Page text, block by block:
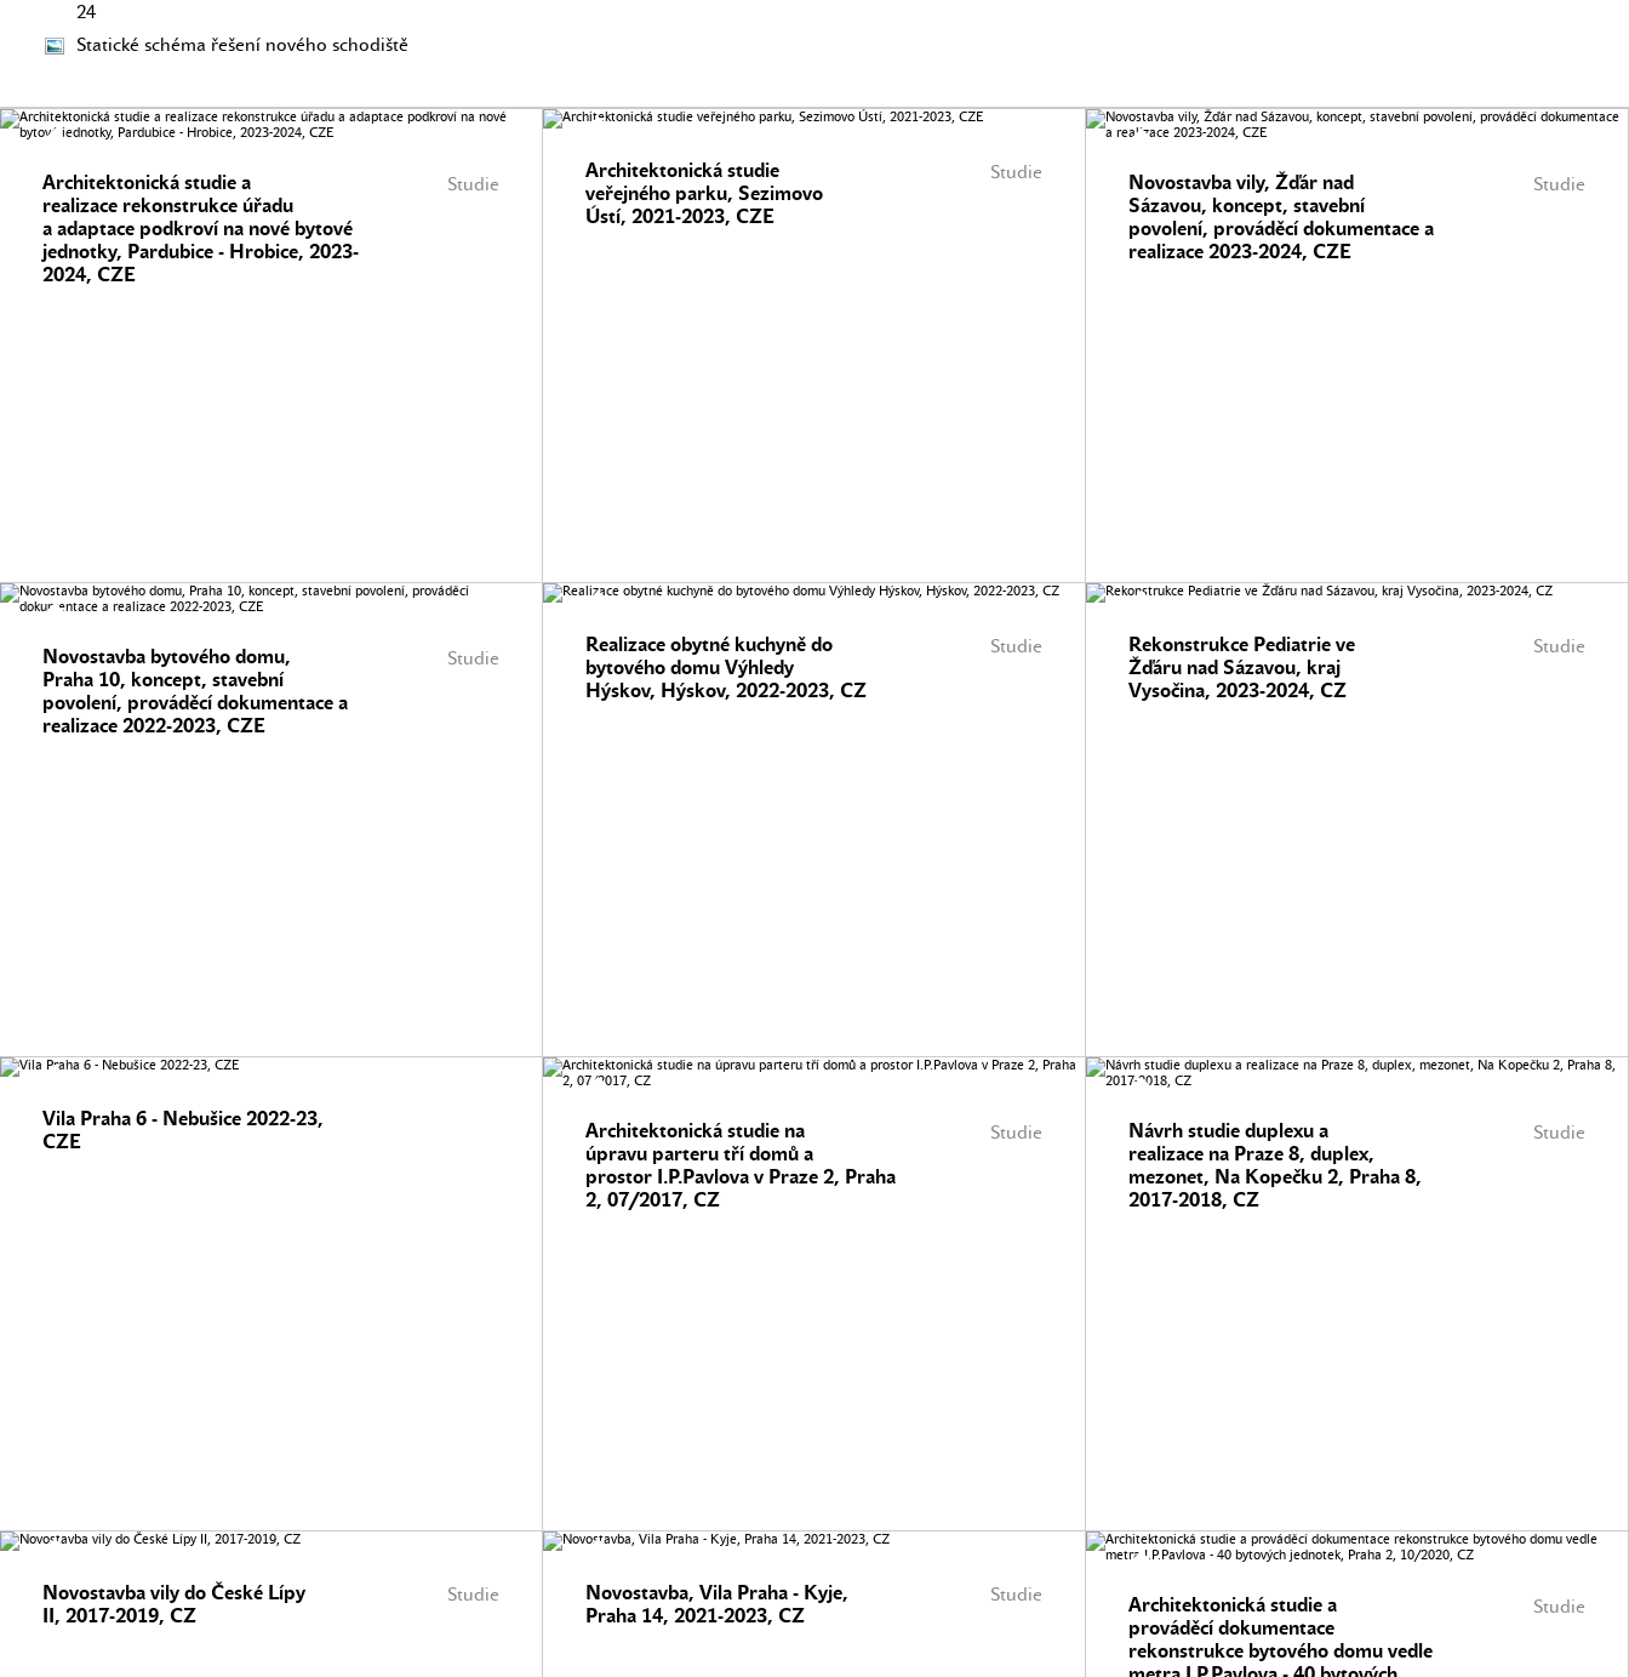
24
Statické schéma řešení nového schodiště
Studie
Architektonická studie a
realizace rekonstrukce úřadu
a adaptace podkroví na nové bytové
jednotky, Pardubice - Hrobice, 2023-
2024, CZE
Studie
Architektonická studie
veřejného parku, Sezimovo
Ústí, 2021-2023, CZE
Studie
Novostavba vily, Žďár nad
Sázavou, koncept, stavební
povolení, prováděcí dokumentace a
realizace 2023-2024, CZE
Studie
Novostavba bytového domu,
Praha 10, koncept, stavební
povolení, prováděcí dokumentace a
realizace 2022-2023, CZE
Studie
Realizace obytné kuchyně do
bytového domu Výhledy
Hýskov, Hýskov, 2022-2023, CZ
Studie
Rekonstrukce Pediatrie ve
Žďáru nad Sázavou, kraj
Vysočina, 2023-2024, CZ
Vila Praha 6 - Nebušice 2022-23,
CZE
Studie
Architektonická studie na
úpravu parteru tří domů a
prostor I.P.Pavlova v Praze 2, Praha
2, 07/2017, CZ
Studie
Návrh studie duplexu a
realizace na Praze 8, duplex,
mezonet, Na Kopečku 2, Praha 8,
2017-2018, CZ
Studie
Novostavba vily do České Lípy
II, 2017-2019, CZ
Studie
Novostavba, Vila Praha - Kyje,
Praha 14, 2021-2023, CZ
Studie
Architektonická studie a
prováděcí dokumentace
rekonstrukce bytového domu vedle